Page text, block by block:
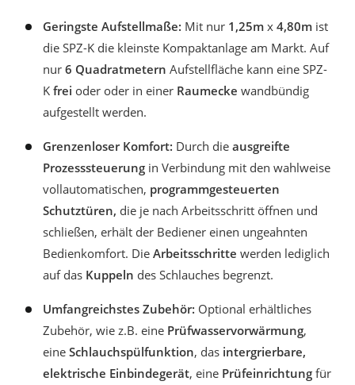
Geringste Aufstellmaße: Mit nur 1,25m x 4,80m ist
die SPZ-K die kleinste Kompaktanlage am Markt. Auf
nur 6 Quadratmetern Aufstellfläche kann eine SPZ-
K frei oder oder in einer Raumecke wandbündig
aufgestellt werden.
Grenzenloser Komfort: Durch die ausgreifte
Prozesssteuerung in Verbindung mit den wahlweise
vollautomatischen, programmgesteuerten
Schutztüren, die je nach Arbeitsschritt öffnen und
schließen, erhält der Bediener einen ungeahnten
Bedienkomfort. Die Arbeitsschritte werden lediglich
auf das Kuppeln des Schlauches begrenzt.
Umfangreichstes Zubehör: Optional erhältliches
Zubehör, wie z.B. eine Prüfwasservorwärmung,
eine Schlauchspülfunktion, das intergrierbare,
elektrische Einbindegerät, eine Prüfeinrichtung für